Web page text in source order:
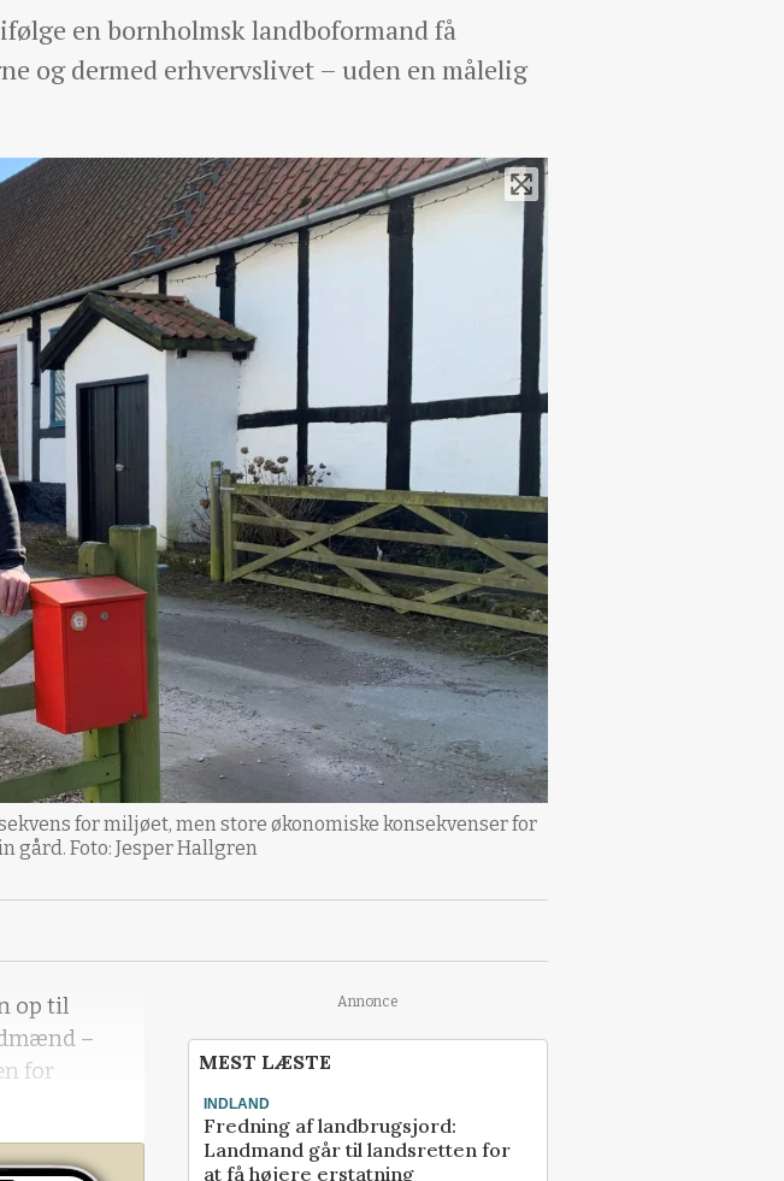
en bornholmsk landboformand få
og dermed erhvervslivet – uden en målelig
for miljøet, men store økonomiske konsekvenser for
gård. Foto: Jesper Hallgren
op til
–
for
Annonce
MEST LÆSTE
INDLAND
Fredning af landbrugsjord:
Landmand går til landsretten for
at få højere erstatning